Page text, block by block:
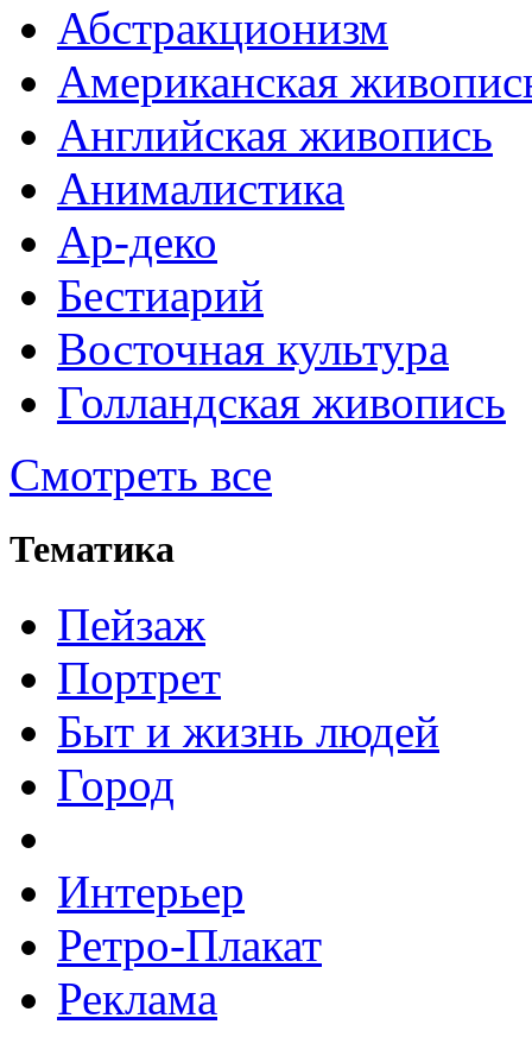
Абстракционизм
Американская
Английская живопись
Анималистика
Ар-деко
Бестиарий
Восточная культура
Голландская живопись
Смотреть все
Тематика
Пейзаж
Портрет
Быт и жизнь людей
Город
Интерьер
Ретро-Плакат
Реклама